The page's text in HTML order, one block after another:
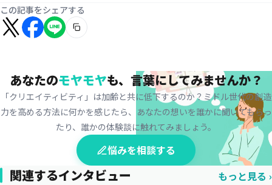
この記事をシェアする
あなたのモヤモヤも、 言葉にしてみませんか？
「クリエイティビティ」は加齢と共に低下するのか？ミドル世代の創造
力を高める方法に何かを感じたら、 あなたの想いを誰かに聞いてもらっ
たり、誰かの体験談に触れてみましょう。
悩みを相談する
関連するインタビュー もっと見る